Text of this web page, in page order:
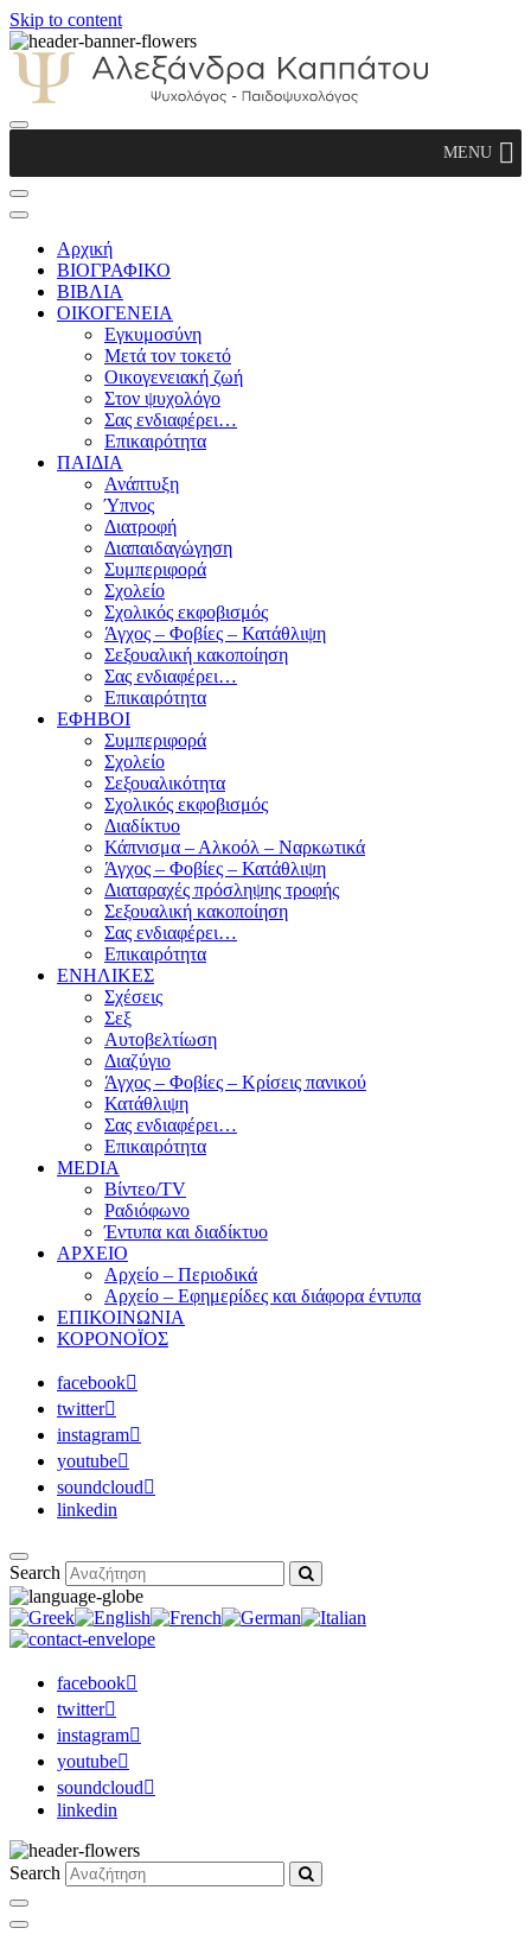
Skip to content
Παιδοψυχολόγος
MENU
Αρχική
ΒΙΟΓΡΑΦΙΚΟ
ΒΙΒΛΙΑ
ΟΙΚΟΓΕΝΕΙΑ
Εγκυμοσύνη
Μετά τον τοκετό
Οικογενειακή ζωή
Στον ψυχολόγο
Σας ενδιαφέρει…
Επικαιρότητα
ΠΑΙΔΙΑ
Ανάπτυξη
Ύπνος
Διατροφή
Διαπαιδαγώγηση
Συμπεριφορά
Σχολείο
Σχολικός εκφοβισμός
Άγχος – Φοβίες – Κατάθλιψη
Σεξουαλική κακοποίηση
Σας ενδιαφέρει…
Επικαιρότητα
ΕΦΗΒΟΙ
Συμπεριφορά
Σχολείο
Σεξουαλικότητα
Σχολικός εκφοβισμός
Διαδίκτυο
Κάπνισμα – Αλκοόλ – Ναρκωτικά
Άγχος – Φοβίες – Κατάθλιψη
Διαταραχές πρόσληψης τροφής
Σεξουαλική κακοποίηση
Σας ενδιαφέρει…
Επικαιρότητα
ΕΝΗΛΙΚΕΣ
Σχέσεις
Σεξ
Αυτοβελτίωση
Διαζύγιο
Άγχος – Φοβίες – Κρίσεις πανικού
Κατάθλιψη
Σας ενδιαφέρει…
Επικαιρότητα
MEDIA
Βίντεο/TV
Ραδιόφωνο
Έντυπα και διαδίκτυο
ΑΡΧΕΙΟ
Αρχείο – Περιοδικά
Αρχείο – Εφημερίδες και διάφορα έντυπα
ΕΠΙΚΟΙΝΩΝΙΑ
ΚΟΡΟΝΟΪΟΣ
facebook
twitter
instagram
youtube
soundcloud
linkedin
Search
facebook
twitter
instagram
youtube
soundcloud
linkedin
Search